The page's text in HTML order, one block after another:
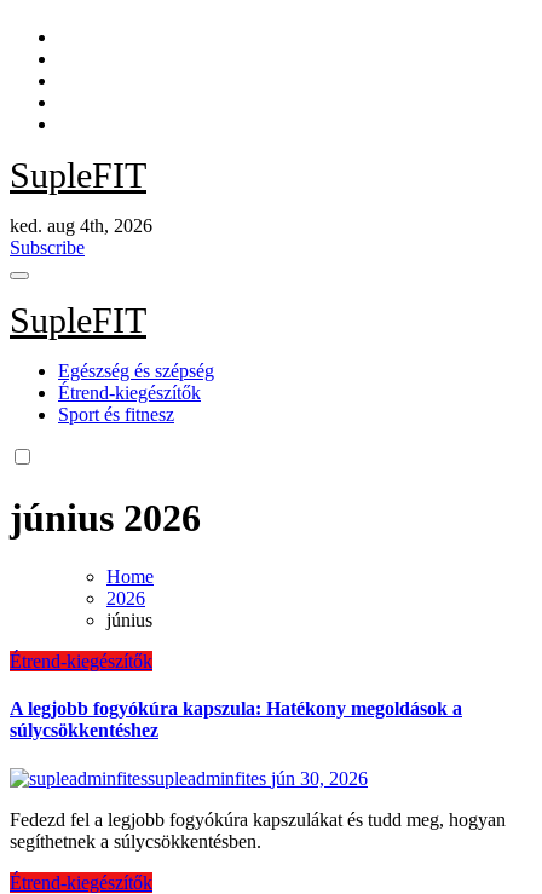
Skip
content
SupleFIT
ked. aug 4th, 2026
Subscribe
SupleFIT
Egészség és szépség
Étrend-kiegészítők
Sport és fitnesz
június 2026
Home
2026
június
Étrend-kiegészítők
A legjobb fogyókúra kapszula: Hatékony megoldások a
súlycsökkentéshez
supleadminfites jún 30, 2026
Fedezd fel a legjobb fogyókúra kapszulákat és tudd meg, hogyan
segíthetnek a súlycsökkentésben.
Étrend-kiegészítők